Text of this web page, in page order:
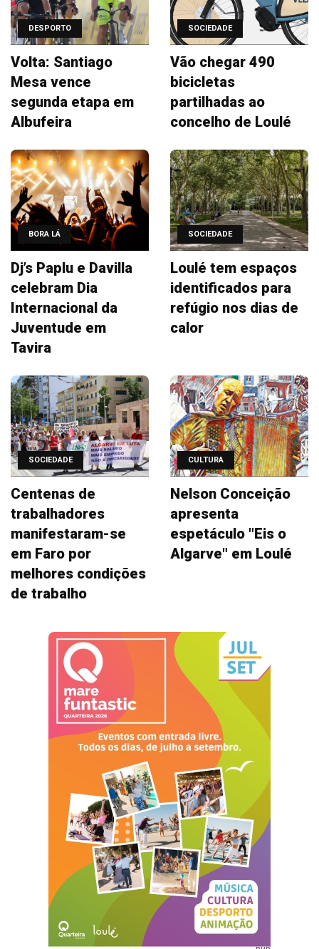
DESPORTO
Volta: Santiago
Mesa vence
segunda etapa em
Albufeira
SOCIEDADE
Vão chegar 490
bicicletas
partilhadas ao
concelho de Loulé
BORA LÁ
Dj’s Paplu e Davilla
celebram Dia
Internacional da
Juventude em
Tavira
SOCIEDADE
Loulé tem espaços
identificados para
refúgio nos dias de
calor
SOCIEDADE
Centenas de
trabalhadores
manifestaram-se
em Faro por
melhores condições
de trabalho
CULTURA
Nelson Conceição
apresenta
espetáculo "Eis o
Algarve" em Loulé